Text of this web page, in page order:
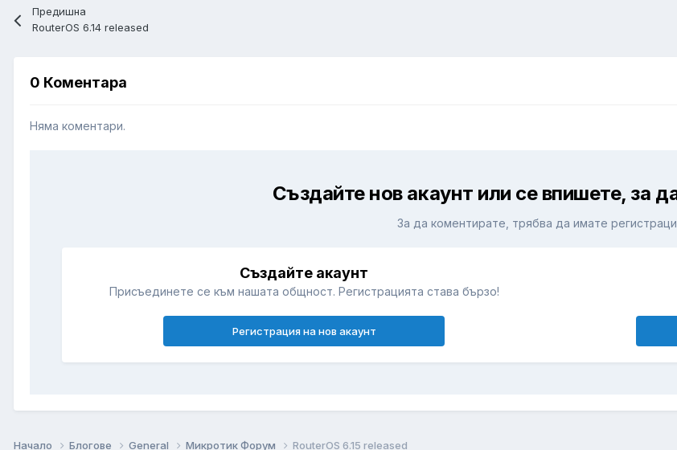
Предишна
RouterOS 6.14 released
0 Коментара
Няма коментари.
Създайте нов акаунт или се впишете, за
За да коментирате, трябва да имате
Създайте акаунт
Присъединете се към нашата общност. Регистрацията става бързо!
Регистрация на нов акаунт
Начало Блогове General Микротик Форум RouterOS 6.15 released